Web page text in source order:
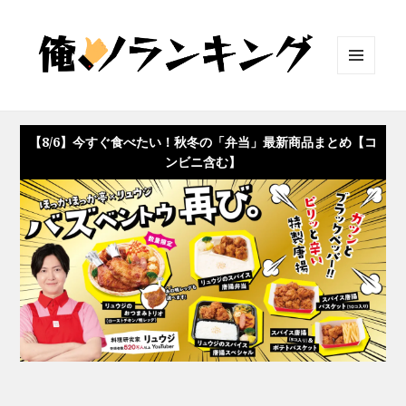
ット
【8/6】今すぐ食べたい！秋冬の「弁当」最新商品まとめ【コ
ンビニ含む】